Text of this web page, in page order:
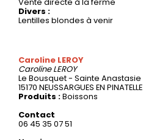
Divers :
Lentilles blondes à venir
Caroline LEROY
CarolineLEROY
Le Bousquet - Sainte Anastasie
15170 NEUSSARGUES EN PINATELLE
Produits :Boissons
Contact
06 45 35 07 51